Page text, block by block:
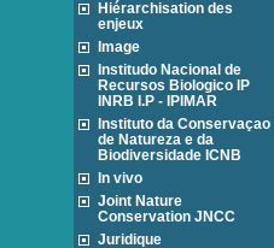
Hiérarchisation des
enjeux
Image
Institudo Nacional de
Recursos Biologico IP
INRB I.P - IPIMAR
Instituto da Conservaçao
de Natureza e da
Biodiversidade ICNB
In vivo
Joint Nature
Conservation JNCC
Juridique